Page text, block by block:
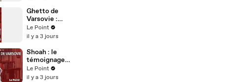
les relations
diplomatiques
entre le
Maroc et
l’Espagne ?
Ghetto de
Varsovie :
comment
Larissa Cain a
l'horreur nazie
Le Point
il y a 3 jours
Shoah : le
témoignage
de Larissa
Cain,
Le Point
il y a 3 jours